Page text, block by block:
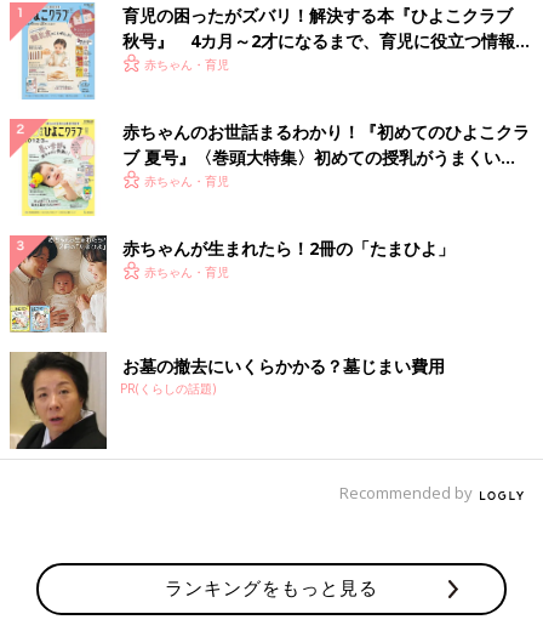
育児の困ったがズバリ！解決する本『ひよこクラブ
秋号』 4カ月～2才になるまで、育児に役立つ情報が
いっぱい！
赤ちゃん・育児
赤ちゃんのお世話まるわかり！『初めてのひよこクラ
ブ 夏号』〈巻頭大特集〉初めての授乳がうまくい
く！ おっぱい・ミルクの基本と夏のトラブル 解決テ
赤ちゃん・育児
赤ちゃんが生まれたら！2冊の「たまひよ」
赤ちゃん・育児
お墓の撤去にいくらかかる？墓じまい費用
PR(くらしの話題)
Recommended by
ランキングをもっと見る